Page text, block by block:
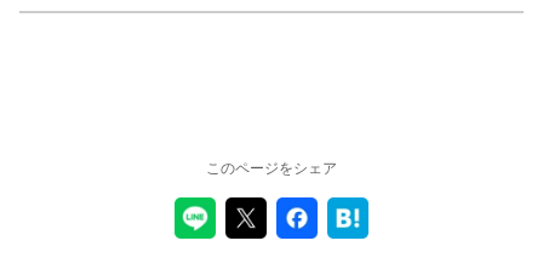
このページをシェア